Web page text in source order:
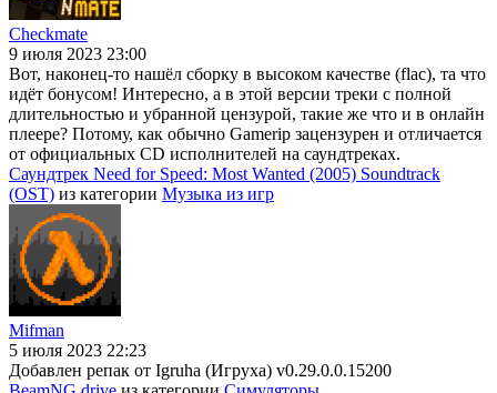
Checkmate
9 июля 2023 23:00
Вот, наконец-то нашёл сборку в высоком качестве (flac), та что
идёт бонусом! Интересно, а в этой версии треки с полной
длительностью и убранной цензурой, такие же что и в онлайн
плеере? Потому, как обычно Gamerip зацензурен и отличается
от официальных CD исполнителей на саундтреках.
Саундтрек Need for Speed: Most Wanted (2005) Soundtrack
(OST) из категории Музыка из игр
Mifman
5 июля 2023 22:23
Добавлен репак от Igruha (Игруха) v0.29.0.0.15200